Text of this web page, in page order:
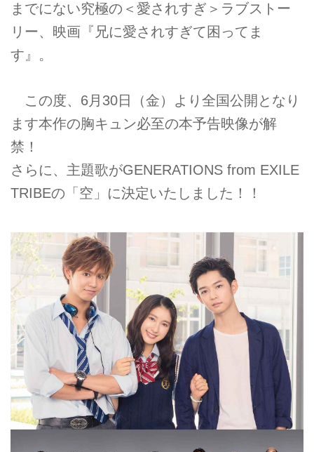
までにない究極の＜愛されすぎ＞ラブストー
リー、映画『兄に愛されすぎて困ってま
す』。
この度、6月30日（金）より全国公開となり
ます本作の胸キュン必至の本予告映像が解
禁！
さらに、主題歌がGENERATIONS from EXILE
TRIBEの「空」に決定いたしました！！